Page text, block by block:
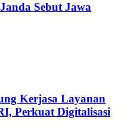
Sebut Jawa
Kerjasa Layanan
Perkuat Digitalisasi